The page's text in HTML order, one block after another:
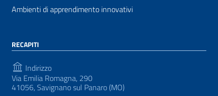
Ambienti di apprendimento innovativi
RECAPITI
Indirizzo
Via Emilia Romagna, 290
41056, Savignano sul Panaro (MO)